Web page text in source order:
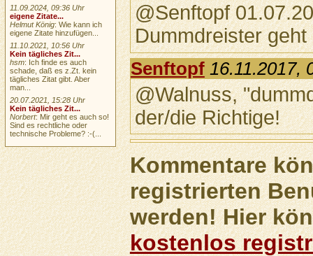
@Senftopf
Dummdreister
Senftopf 16.11.2017,
@Walnuss,
der/die Richtige!
Kommentare
registrierten
werden! Hier
kostenlos
11.09.2024, 09:36 Uhr
eigene Zitate...
Helmut König: Wie kann ich
eigene Zitate hinzufügen...
11.10.2021, 10:56 Uhr
Kein tägliches Zit...
hsm: Ich finde es auch
schade, daß es z.Zt. kein
tägliches Zitat gibt. Aber
man...
20.07.2021, 15:28 Uhr
Kein tägliches Zit...
Norbert: Mir geht es auch so!
Sind es rechtliche oder
technische Probleme? :-(...